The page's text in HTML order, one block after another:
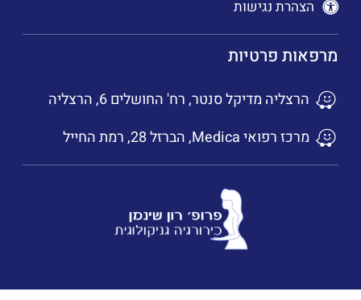
הצהרת נגישות
מרפאות פרטיות
הרצליה מדיקל סנטר, רח' החושלים 6, הרצליה
מרכז רפואי Medica, הברזל 28, רמת החייל